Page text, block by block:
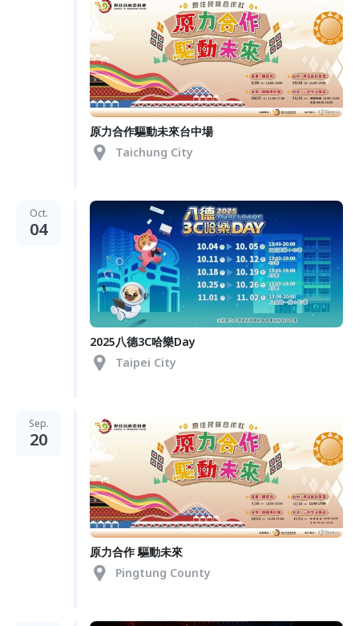
原力合作驅動未來台中場
Taichung City
Oct.
04
2025八德3C哈樂Day
Taipei City
Sep.
20
原力合作 驅動未來
Pingtung County